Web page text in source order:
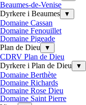
Beaumes-de-Venise
Dyrkere i Beaumes
▼
Domaine Cassan
Domaine Fenouillet
Domaine Pigeade
Plan de Dieu
▼
CDRV Plan de Dieu
Dyrkere i Plan de Dieu
▼
Domaine Berthète
Domaine Richards
Domaine Rose Dieu
Domaine Saint Pierre